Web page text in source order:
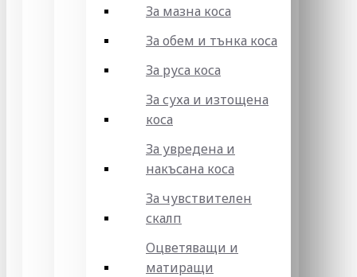
За мазна коса
За обем и тънка коса
За руса коса
За суха и изтощена
коса
За увредена и
накъсана коса
За чувствителен
скалп
Оцветяващи и
матиращи